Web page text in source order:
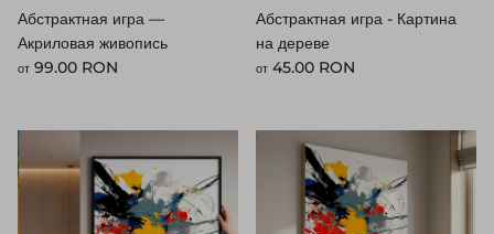
Абстрактная игра —
Акриловая живопись
Стандартная цена
от 99.00 RON
Абстрактная игра - Картина
на дереве
Стандартная цена
от 45.00 RON